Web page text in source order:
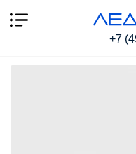
+7
Светильник Армстронг
IP40 6000К